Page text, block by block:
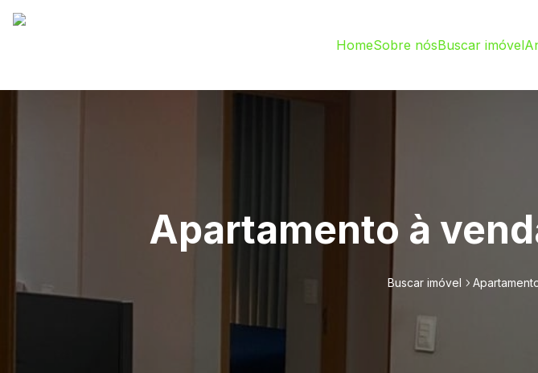
HomeSobre nósBuscar imóvel
Apartamento à
Buscar imóvel